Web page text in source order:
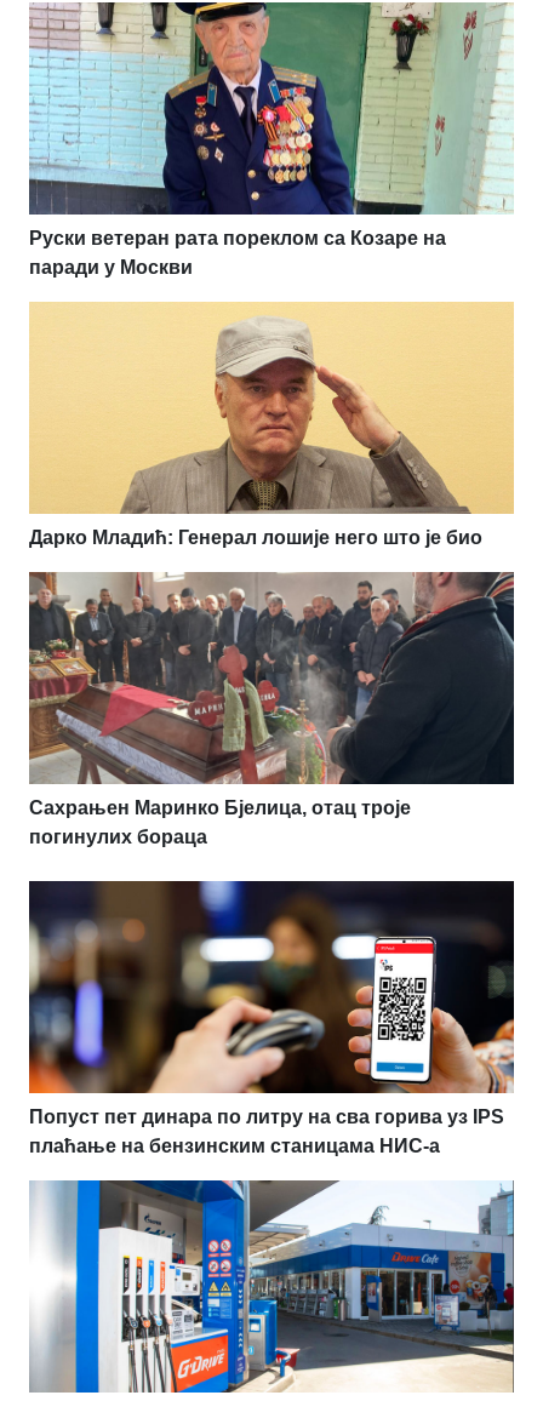
Руски ветеран рата пореклом са Козаре на
паради у Москви
Дарко Младић: Генерал лошије него што је био
Сахрањен Маринко Бјелица, отац троје
погинулих бораца
Попуст пет динара по литру на сва горива уз IPS
плаћање на бензинским станицама НИС-а